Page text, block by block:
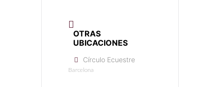
OTRAS
UBICACIONES
Círculo Ecuestre
Barcelona